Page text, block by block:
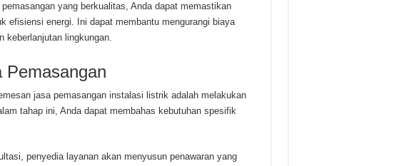
yang berkualitas, Anda dapat memastikan
efisiensi energi. Ini dapat membantu mengurangi biaya
keberlanjutan lingkungan.
Pemasangan
jasa pemasangan instalasi listrik adalah melakukan
tahap ini, Anda dapat membahas kebutuhan spesifik
penyedia layanan akan menyusun penawaran yang